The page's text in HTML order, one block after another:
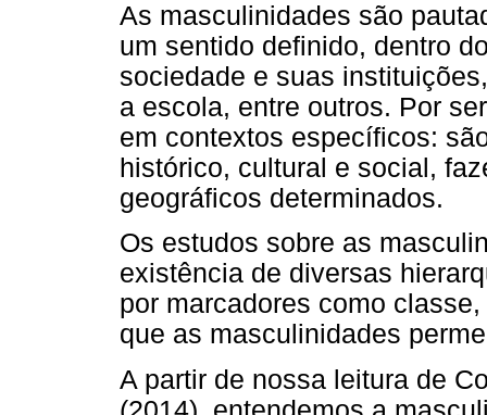
As masculinidades são
um sentido definido, dentro
sociedade e suas
a escola, entre outros. Por
em contextos específicos:
histórico, cultural e social,
geográficos determinados.
Os estudos sobre as
existência de diversas
por marcadores como
que as masculinidades
A partir de nossa leitura de